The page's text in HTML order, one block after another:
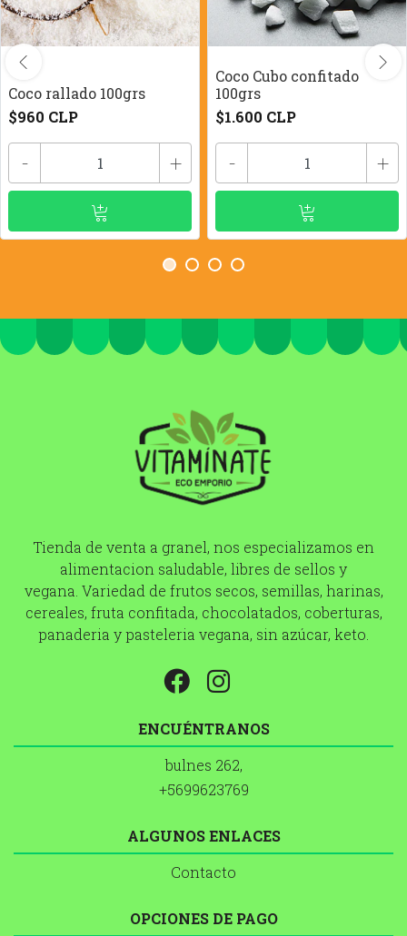
Coco rallado 100grs
$960 CLP
- +
Coco Cubo confitado
100grs
$1.600 CLP
- +
Tienda de venta a granel, nos especializamos en
alimentacion saludable, libres de sellos y
vegana. Variedad de frutos secos, semillas, harinas,
cereales, fruta confitada, chocolatados, coberturas,
panaderia y pasteleria vegana, sin azúcar, keto.
ENCUÉNTRANOS
bulnes 262,
+5699623769
ALGUNOS ENLACES
Contacto
OPCIONES DE PAGO